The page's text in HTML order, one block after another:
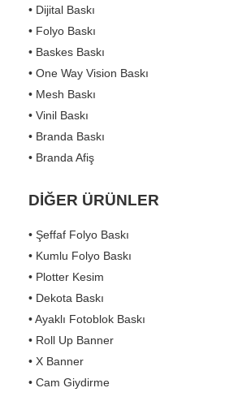
• Dijital Baskı
• Folyo Baskı
• Baskes Baskı
• One Way Vision Baskı
• Mesh Baskı
• Vinil Baskı
• Branda Baskı
• Branda Afiş
DİĞER ÜRÜNLER
• Şeffaf Folyo Baskı
• Kumlu Folyo Baskı
• Plotter Kesim
• Dekota Baskı
• Ayaklı Fotoblok Baskı
• Roll Up Banner
• X Banner
• Cam Giydirme